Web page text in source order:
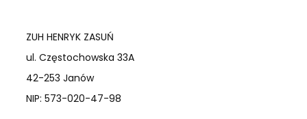
ZUH HENRYK ZASUŃ
ul. Częstochowska 33A
42-253 Janów
NIP: 573-020-47-98